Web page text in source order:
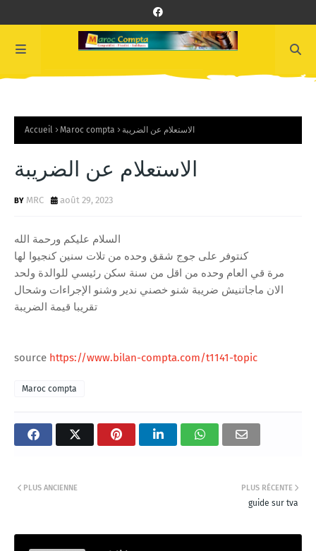
Accueil Maroc compta الاستعلام عن الضريبة
الاستعلام عن الضريبة
MRC août 29, 2023
السلام عليكم ورحمة الله
كنتوفر على جوج شقق وحده من تلات سنين كنجيوا لها
مرة قي العام وحده من اقل من سنة سكن رئيسي للوالدة ولحد
الان ماجاتنيش ضريبة شنو خصني ندير وشنو الإجراءات وشحال
تقريبا قيمة الضريبة
source https://www.bilan-compta.com/t1141-topic
Maroc compta
PLUS RÉCENTE
guide sur tva
PLUS ANCIENNE